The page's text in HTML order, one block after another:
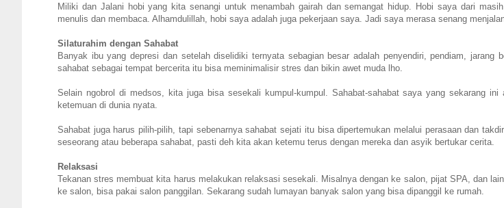
Miliki dan Jalani hobi yang kita senangi untuk menambah gairah dan semangat hidup. Hobi saya dari
menulis dan membaca. Alhamdulillah, hobi saya adalah juga pekerjaan saya. Jadi saya merasa senang
Silaturahim dengan Sahabat
Banyak ibu yang depresi dan setelah diselidiki ternyata sebagian besar adalah penyendiri, pendiam, jarang
sahabat sebagai tempat bercerita itu bisa meminimalisir stres dan bikin awet muda lho.
Selain ngobrol di medsos, kita juga bisa sesekali kumpul-kumpul. Sahabat-sahabat saya yang sekarang
ketemuan di dunia nyata.
Sahabat juga harus pilih-pilih, tapi sebenarnya sahabat sejati itu bisa dipertemukan melalui perasaan dan
seseorang atau beberapa sahabat, pasti deh kita akan ketemu terus dengan mereka dan asyik bertukar cerita.
Relaksasi
Tekanan stres membuat kita harus melakukan relaksasi sesekali. Misalnya dengan ke salon, pijat SPA, dan
ke salon, bisa pakai salon panggilan. Sekarang sudah lumayan banyak salon yang bisa dipanggil ke rumah.